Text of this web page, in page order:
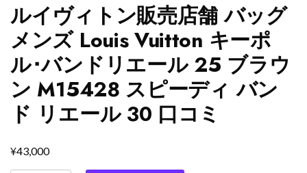
ルイヴィトン販売店舗 バッグ
メンズ Louis Vuitton キーポ
ル･バンドリエール 25 ブラウ
ン M15428 スピーディ バン
ド リエール 30 口コミ
¥43,000